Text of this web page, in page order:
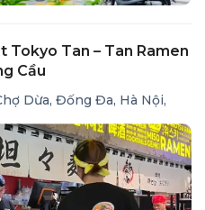
Tokyo Tan – Tan Ramen
Cầu
Dừa, Đống Đa, Hà Nội,